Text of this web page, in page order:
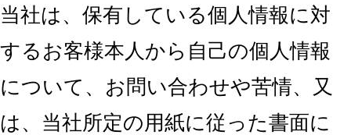
当社は、保有している個人情報に対
するお客様本人から自己の個人情報
について、お問い合わせや苦情、又
は、当社所定の用紙に従った書面に